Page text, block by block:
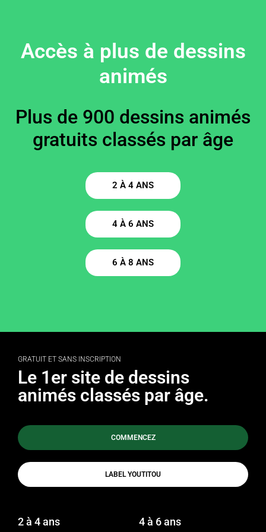
Accès à plus de dessins
animés
Plus de 900 dessins animés
gratuits classés par âge
2 À 4 ANS
4 À 6 ANS
6 À 8 ANS
GRATUIT ET SANS INSCRIPTION
Le 1er site de dessins
animés classés par âge.
COMMENCEZ
LABEL YOUTITOU
2 à 4 ans 4 à 6 ans